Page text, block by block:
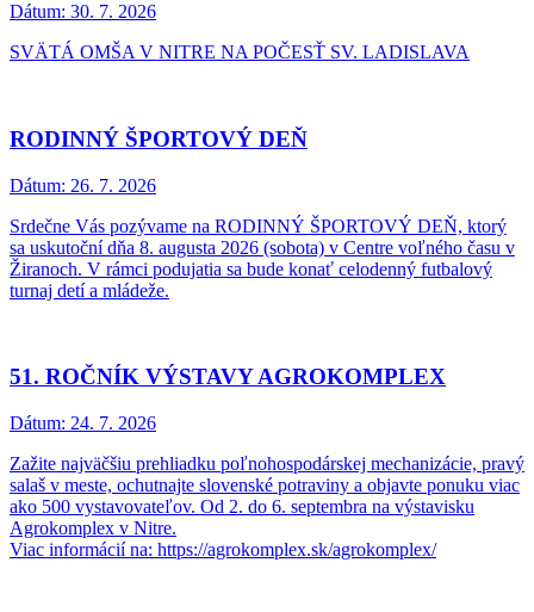
Dátum: 30. 7. 2026
SVÄTÁ OMŠA V NITRE NA POČESŤ SV. LADISLAVA
RODINNÝ ŠPORTOVÝ DEŇ
Dátum: 26. 7. 2026
Srdečne Vás pozývame na RODINNÝ ŠPORTOVÝ DEŇ, ktorý
sa uskutoční dňa 8. augusta 2026 (sobota) v Centre voľného času v
Žiranoch. V rámci podujatia sa bude konať celodenný futbalový
turnaj detí a mládeže.
51. ROČNÍK VÝSTAVY AGROKOMPLEX
Dátum: 24. 7. 2026
Zažite najväčšiu prehliadku poľnohospodárskej mechanizácie, pravý
salaš v meste, ochutnajte slovenské potraviny a objavte ponuku viac
ako 500 vystavovateľov. Od 2. do 6. septembra na výstavisku
Agrokomplex v Nitre.
Viac informácií na: https://agrokomplex.sk/agrokomplex/